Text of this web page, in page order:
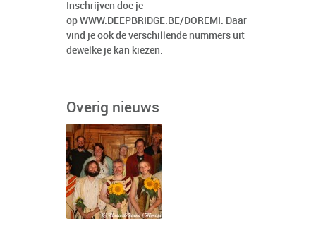
Inschrijven doe je
op WWW.DEEPBRIDGE.BE/DOREMI . Daar
vind je ook de verschillende nummers uit
dewelke je kan kiezen.
Overig nieuws